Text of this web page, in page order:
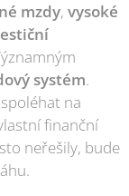
mzdy, vysoké
systém.
na
finanční
neřešily, bude